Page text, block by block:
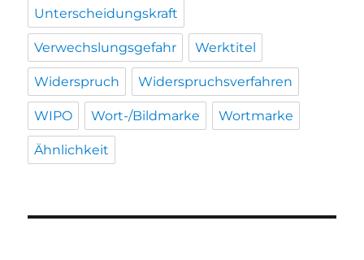
Unterscheidungskraft
Verwechslungsgefahr Werktitel
Widerspruch Widerspruchsverfahren
WIPO Wort-/Bildmarke Wortmarke
Ähnlichkeit